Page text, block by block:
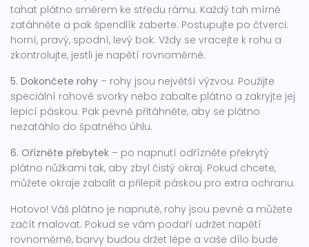
tahat plátno směrem ke středu rámu. Každý tah mírně
zatáhněte a pak špendlík zaberte. Postupujte po čtverci:
horní, pravý, spodní, levý bok. Vždy se vracejte k rohu a
zkontrolujte, jestli je napětí rovnoměrné.
5. Dokončete rohy – rohy jsou největší výzvou. Použijte
speciální rohové svorky nebo zabalte plátno a zakryjte jej
lepicí páskou. Pak pevně přitáhněte, aby se plátno
nezatáhlo do špatného úhlu.
6. Ořízněte přebytek – po napnutí odřízněte překrytý
plátno nůžkami tak, aby zbyl čistý okraj. Pokud chcete,
můžete okraje zabalit a přilepit páskou pro extra ochranu.
Hotovo! Váš plátno je napnuté, rohy jsou pevné a můžete
začít malovat. Pokud se vám podaří udržet napětí
rovnoměrně, barvy budou držet lépe a vaše dílo bude